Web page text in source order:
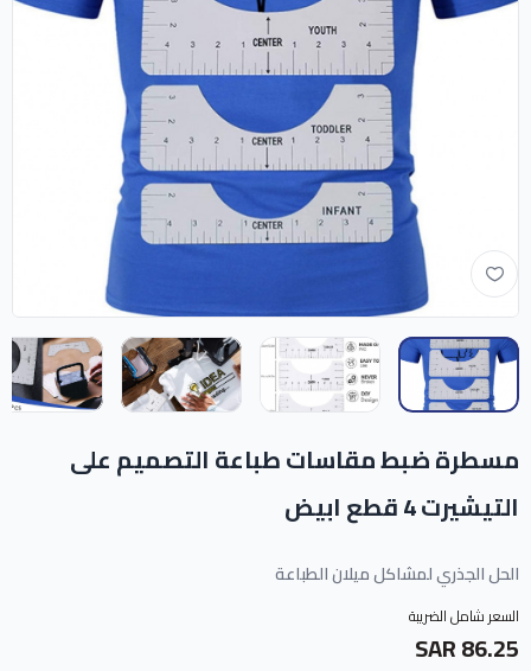
مسطرة ضبط مقاسات طباعة التصميم على
التيشيرت 4 قطع ابيض
الحل الجذري لمشاكل ميلان الطباعة
السعر شامل الضريبة
86.25 SAR